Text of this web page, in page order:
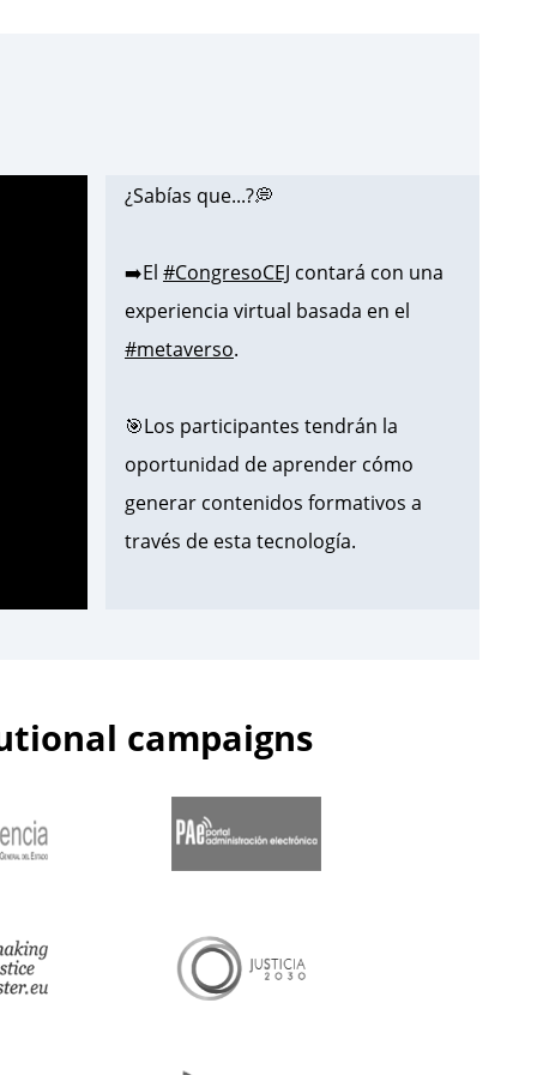
¿Sabías que...?💭
➡️El #CongresoCEJ contará con una
experiencia virtual basada en el
#metaverso.
🎯Los participantes tendrán la
oportunidad de aprender cómo
generar contenidos formativos a
través de esta tecnología.
— Centro de Estudios Jurídicos
(@cejmjusticia)June 13, 2023
📌Inicia en el#CEJla segunda edición
para la@guardiacivil
campaigns